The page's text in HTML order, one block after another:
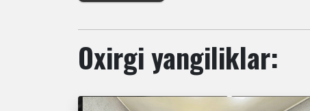
Oxirgi yangiliklar: